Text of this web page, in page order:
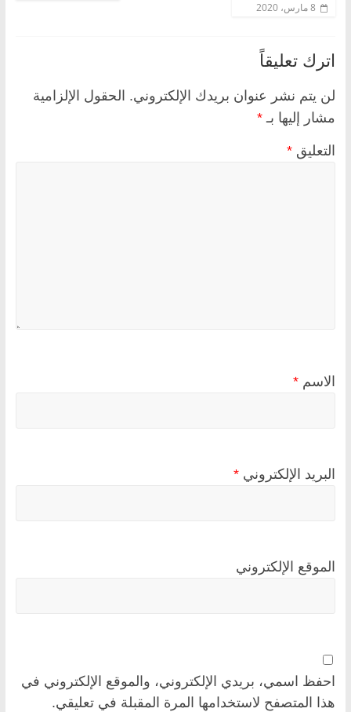
8 مارس، 2020
اترك تعليقاً
لن يتم نشر عنوان بريدك الإلكتروني. الحقول الإلزامية
مشار إليها بـ *
التعليق *
الاسم *
البريد الإلكتروني *
الموقع الإلكتروني
احفظ اسمي، بريدي الإلكتروني، والموقع الإلكتروني في
هذا المتصفح لاستخدامها المرة المقبلة في تعليقي.